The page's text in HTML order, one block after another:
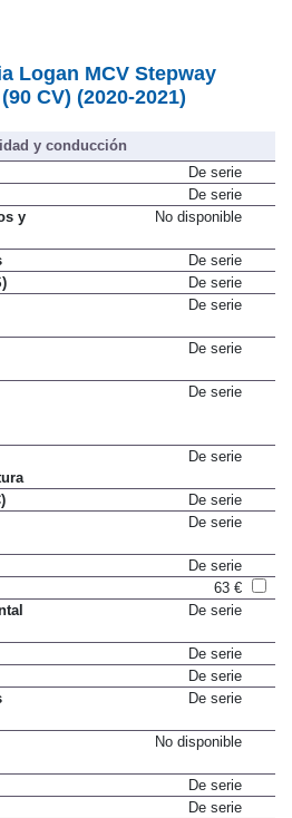
Logan MCV Stepway
CV) (2020-2021)
y conducción
De serie
De serie
y
No disponible
De serie
De serie
De serie
De serie
De serie
De serie
De serie
De serie
De serie
63 €
De serie
De serie
De serie
De serie
No disponible
De serie
De serie